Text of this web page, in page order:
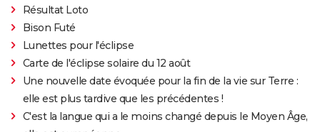
Résultat Loto
Bison Futé
Lunettes pour l'éclipse
Carte de l'éclipse solaire du 12 août
Une nouvelle date évoquée pour la fin de la vie sur Terre :
elle est plus tardive que les précédentes !
C'est la langue qui a le moins changé depuis le Moyen Âge,